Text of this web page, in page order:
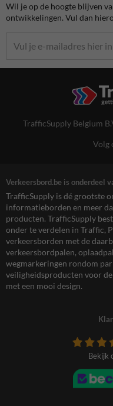
Wil je op de hoogte blijven
ontwikkelingen. Vul dan
TrafficSupply Belgium
Volg
Verkeersbord.be is onderdeel
TrafficSupply is dé grootste
informatieborden en meer
producten. TrafficSupply
onder te verdelen in Traffic,
verkeersborden met de
verkeersbordpalen,
wegmarkeringen rondom
veiligheidsproducten voor
met een mooi design.
Bekijk